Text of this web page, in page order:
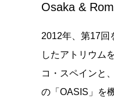
Osaka &
2012年、第17回
したアトリウム
コ・スペインと
の「OASIS」を